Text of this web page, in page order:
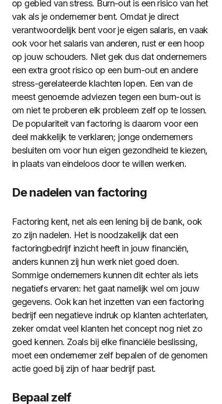
op gebied van stress. Burn-out is een risico van het
vak als je ondernemer bent. Omdat je direct
verantwoordelijk bent voor je eigen salaris, en vaak
ook voor het salaris van anderen, rust er een hoop
op jouw schouders. Niet gek dus dat ondernemers
een extra groot risico op een burn-out en andere
stress-gerelateerde klachten lopen. Een van de
meest genoemde adviezen tegen een burn-out is
om niet te proberen elk probleem zelf op te lossen.
De populariteit van factoring is daarom voor een
deel makkelijk te verklaren; jonge ondernemers
besluiten om voor hun eigen gezondheid te kiezen,
in plaats van eindeloos door te willen werken.
De nadelen van factoring
Factoring kent, net als een lening bij de bank, ook
zo zijn nadelen. Het is noodzakelijk dat een
factoringbedrijf inzicht heeft in jouw financiën,
anders kunnen zij hun werk niet goed doen.
Sommige ondernemers kunnen dit echter als iets
negatiefs ervaren: het gaat namelijk wel om jouw
gegevens. Ook kan het inzetten van een factoring
bedrijf een negatieve indruk op klanten achterlaten,
zeker omdat veel klanten het concept nog niet zo
goed kennen. Zoals bij elke financiële beslissing,
moet een ondernemer zelf bepalen of de genomen
actie goed bij zijn of haar bedrijf past.
Bepaal zelf